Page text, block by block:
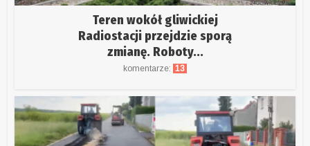
Teren wokół gliwickiej
Radiostacji przejdzie sporą
zmianę. Roboty...
komentarze: 13